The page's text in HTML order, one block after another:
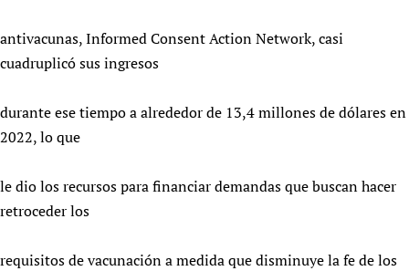
antivacunas, Informed Consent Action Network, casi
cuadruplicó sus ingresos
durante ese tiempo a alrededor de 13,4 millones de dólares en
2022, lo que
le dio los recursos para financiar demandas que buscan hacer
retroceder los
requisitos de vacunación a medida que disminuye la fe de los